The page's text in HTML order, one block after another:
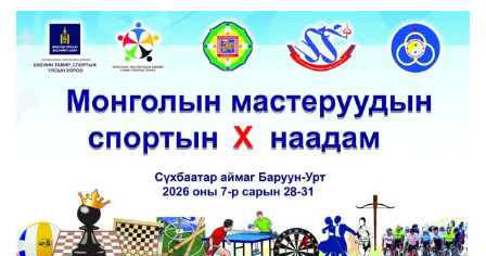
зохион байгуулж буй. Наадмын бэлтгэл ажлыг хангах
зорилгоор Аймгийн Засаг даргын орлог¬ чоор ахлуулсан
ажлын хэсэг байгуулагдан ажиллажээ.